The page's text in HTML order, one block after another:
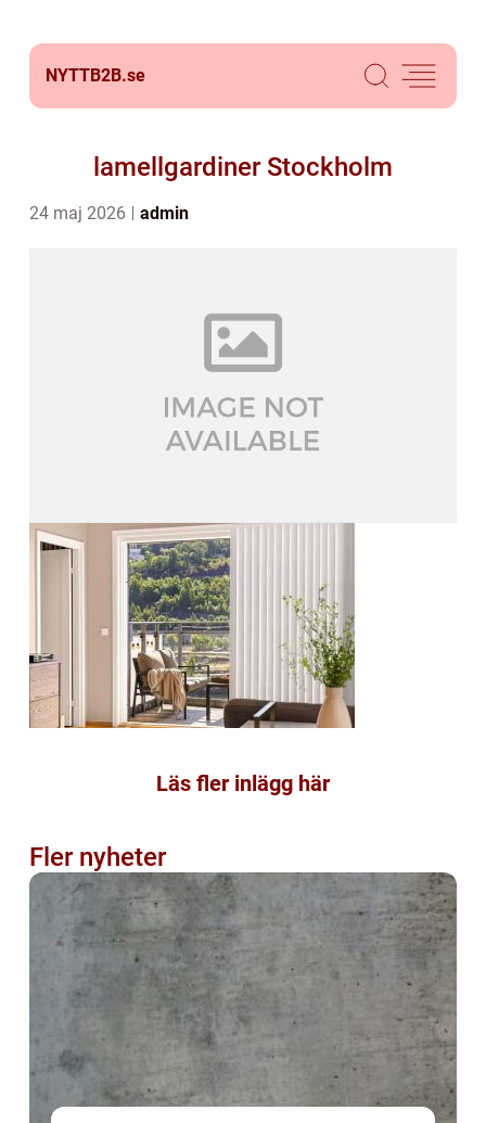
NYTTB2B.se
lamellgardiner Stockholm
24 maj 2026 admin
Läs fler inlägg här
Fler nyheter